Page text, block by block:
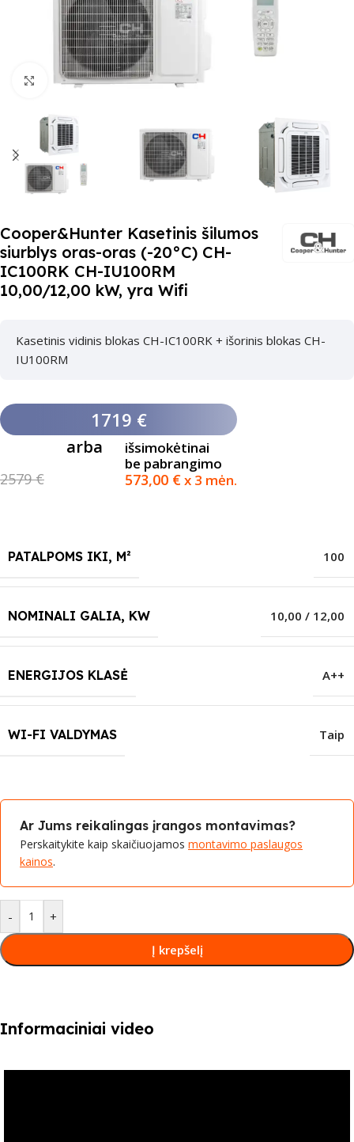
Paspauskite čia, kad padidinti
Cooper&Hunter Kasetinis šilumos
siurblys oras-oras (-20°C) CH-
IC100RK CH-IU100RM
10,00/12,00 kW, yra Wifi
Kasetinis vidinis blokas CH-IC100RK + išorinis blokas CH-
IU100RM
1719 €
2579 €
arba
išsimokėtinai
be pabrangimo
573,00 €x 3 mėn.
PATALPOMS IKI, M² 100
NOMINALI GALIA, KW 10,00 / 12,00
ENERGIJOS KLASĖ A++
WI-FI VALDYMAS Taip
Ar Jums reikalingas įrangos montavimas?
Perskaitykite kaip skaičiuojamos montavimo paslaugos
kainos.
- +
Į krepšelį
Informaciniai video